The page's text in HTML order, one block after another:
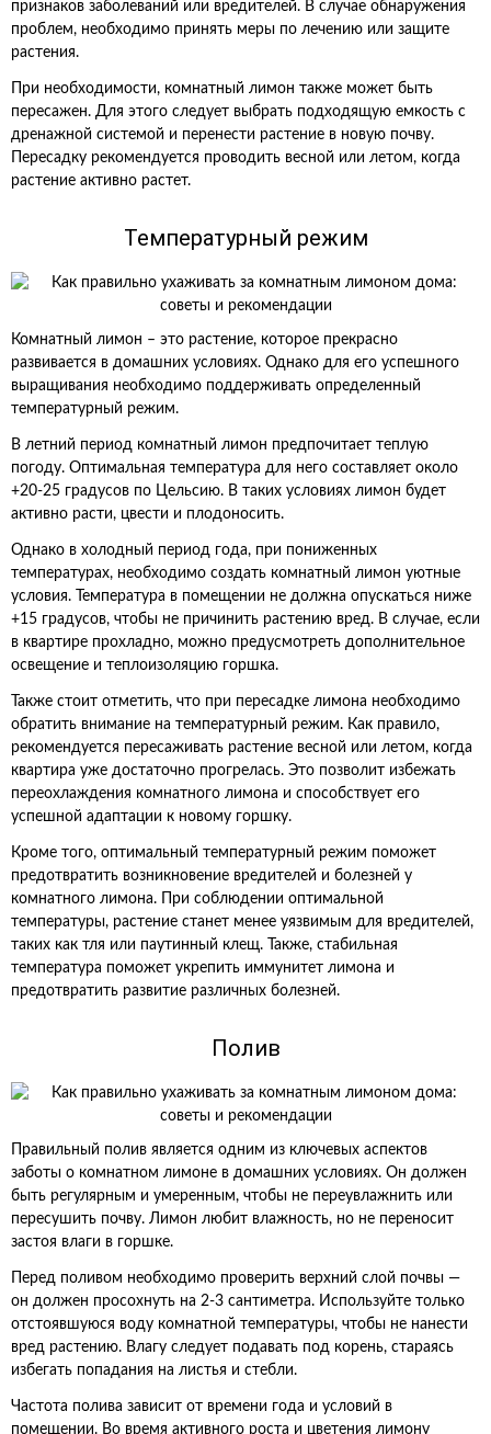
признаков заболеваний или вредителей. В случае обнаружения
проблем, необходимо принять меры по лечению или защите
растения.
При необходимости, комнатный лимон также может быть
пересажен. Для этого следует выбрать подходящую емкость с
дренажной системой и перенести растение в новую почву.
Пересадку рекомендуется проводить весной или летом, когда
растение активно растет.
Температурный режим
Комнатный лимон – это растение, которое прекрасно
развивается в домашних условиях. Однако для его успешного
выращивания необходимо поддерживать определенный
температурный режим.
В летний период комнатный лимон предпочитает теплую
погоду. Оптимальная температура для него составляет около
+20-25 градусов по Цельсию. В таких условиях лимон будет
активно расти, цвести и плодоносить.
Однако в холодный период года, при пониженных
температурах, необходимо создать комнатный лимон уютные
условия. Температура в помещении не должна опускаться ниже
+15 градусов, чтобы не причинить растению вред. В случае, если
в квартире прохладно, можно предусмотреть дополнительное
освещение и теплоизоляцию горшка.
Также стоит отметить, что при пересадке лимона необходимо
обратить внимание на температурный режим. Как правило,
рекомендуется пересаживать растение весной или летом, когда
квартира уже достаточно прогрелась. Это позволит избежать
переохлаждения комнатного лимона и способствует его
успешной адаптации к новому горшку.
Кроме того, оптимальный температурный режим поможет
предотвратить возникновение вредителей и болезней у
комнатного лимона. При соблюдении оптимальной
температуры, растение станет менее уязвимым для вредителей,
таких как тля или паутинный клещ. Также, стабильная
температура поможет укрепить иммунитет лимона и
предотвратить развитие различных болезней.
Полив
Правильный полив является одним из ключевых аспектов
заботы о комнатном лимоне в домашних условиях. Он должен
быть регулярным и умеренным, чтобы не переувлажнить или
пересушить почву. Лимон любит влажность, но не переносит
застоя влаги в горшке.
Перед поливом необходимо проверить верхний слой почвы —
он должен просохнуть на 2-3 сантиметра. Используйте только
отстоявшуюся воду комнатной температуры, чтобы не нанести
вред растению. Влагу следует подавать под корень, стараясь
избегать попадания на листья и стебли.
Частота полива зависит от времени года и условий в
помещении. Во время активного роста и цветения лимону